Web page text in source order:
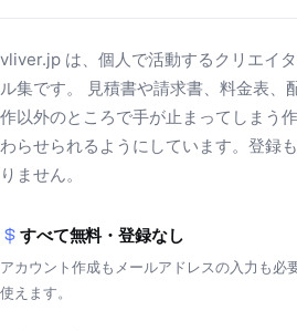
vliver.jp は、個人で活動するクリエイ
ル集です。 見積書や請求書、料金表、
作以外のところで手が止まってしまう
わらせられるようにしています。登録
りません。
すべて無料・登録なし
アカウント作成もメールアドレスの入力も必
使えます。